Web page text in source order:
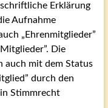
Erklärung
Aufnahme
„Ehrenmitglieder”
Die
auch mit dem Status
durch den
Stimmrecht